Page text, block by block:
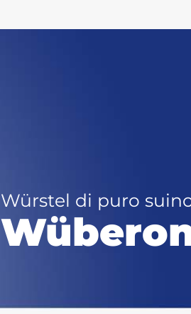
Würstel di puro